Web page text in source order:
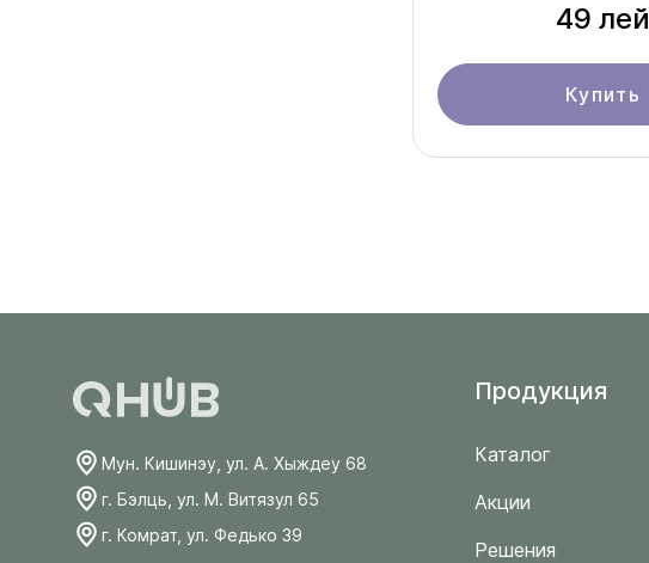
49 лей
Купить
Мун. Кишинэу, ул. А. Хыждеу 68
г. Бэлць, ул. М. Витязул 65
г. Комрат, ул. Федько 39
Продукция
Каталог
Акции
Решения